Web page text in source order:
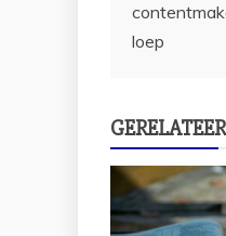
loep